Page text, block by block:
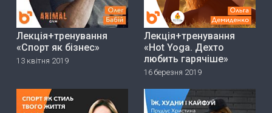
Лекція+тренування
«Спорт як бізнес»
13 квітня 2019
Лекція+тренування
«Hot Yoga. Дехто
любить гарячіше»
16 березня 2019